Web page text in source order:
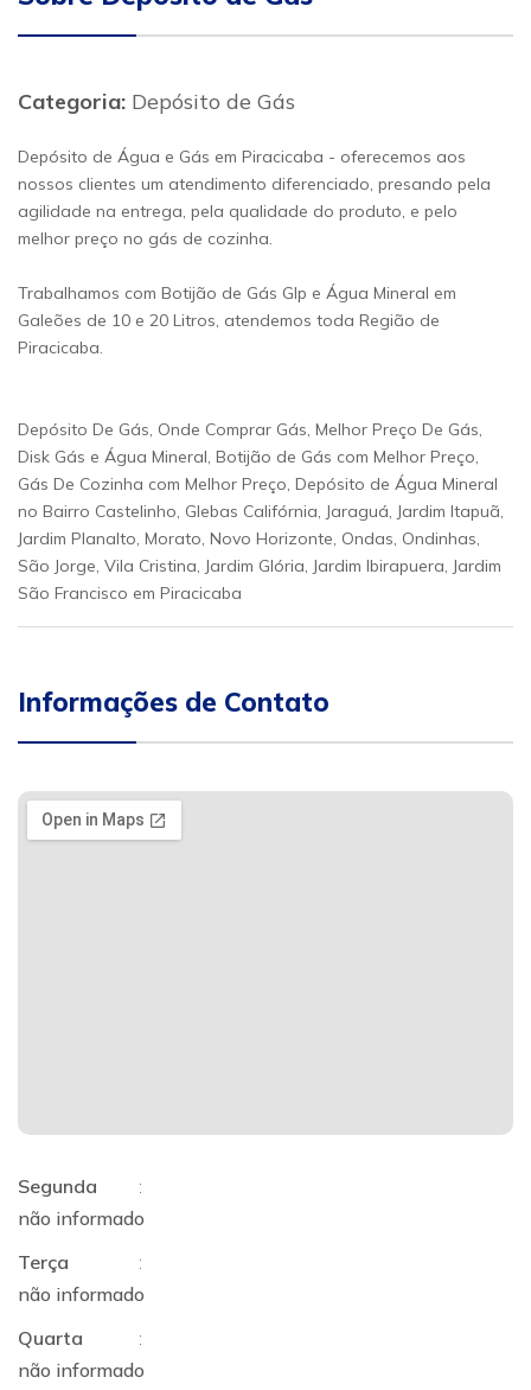
Categoria: Depósito de Gás
Depósito de Água e Gás em Piracicaba - oferecemos aos
nossos clientes um atendimento diferenciado, presando pela
agilidade na entrega, pela qualidade do produto, e pelo
melhor preço no gás de cozinha.
Trabalhamos com Botijão de Gás Glp e Água Mineral em
Galeões de 10 e 20 Litros, atendemos toda Região de
Piracicaba.
Depósito De Gás, Onde Comprar Gás, Melhor Preço De Gás,
Disk Gás e Água Mineral, Botijão de Gás com Melhor Preço,
Gás De Cozinha com Melhor Preço, Depósito de Água Mineral
no Bairro Castelinho, Glebas Califórnia, Jaraguá, Jardim Itapuã,
Jardim Planalto, Morato, Novo Horizonte, Ondas, Ondinhas,
São Jorge, Vila Cristina, Jardim Glória, Jardim Ibirapuera, Jardim
São Francisco em Piracicaba
Informações de Contato
Segunda
:
não informado
Terça
:
não informado
Quarta
:
não informado